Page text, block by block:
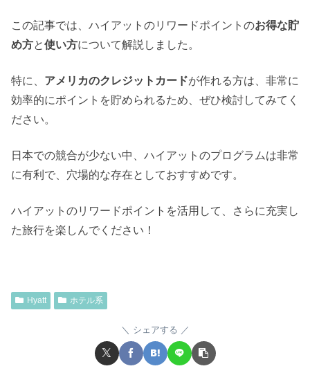
この記事では、ハイアットのリワードポイントのお得な貯
め方と使い方について解説しました。
特に、 アメリカのクレジットカードが作れる方は、非常に
効率的にポイントを貯められるため、ぜひ検討してみてく
ださい。
日本での競合が少ない中、ハイアットのプログラムは非常
に有利で、穴場的な存在としておすすめです。
ハイアットのリワードポイントを活用して、さらに充実し
た旅行を楽しんでください！
Hyatt ホテル系
シェアする